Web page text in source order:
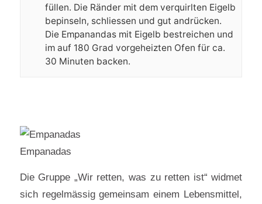
füllen. Die Ränder mit dem verquirlten Eigelb
bepinseln, schliessen und gut andrücken.
Die Empanandas mit Eigelb bestreichen und
im auf 180 Grad vorgeheizten Ofen für ca.
30 Minuten backen.
Empanadas
Die Gruppe „Wir retten, was zu retten ist“ widmet
sich regelmässig gemeinsam einem Lebensmittel,